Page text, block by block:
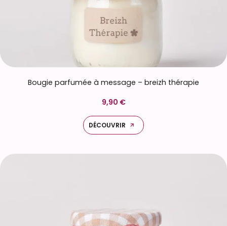
Bougie parfumée à message – breizh thérapie
9,90 €
DÉCOUVRIR